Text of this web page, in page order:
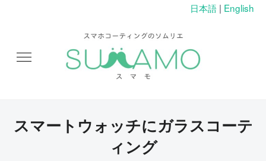
日本語 | English
スマートウォッチにガラスコーテ
ィング